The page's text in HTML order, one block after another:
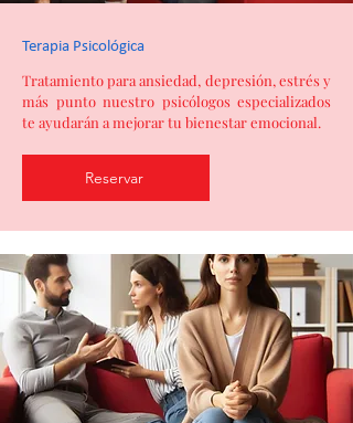
Terapia Psicológica
Tratamiento para ansiedad, depresión, estrés y
más punto nuestro psicólogos especializados
te ayudarán a mejorar tu bienestar emocional.
Reservar